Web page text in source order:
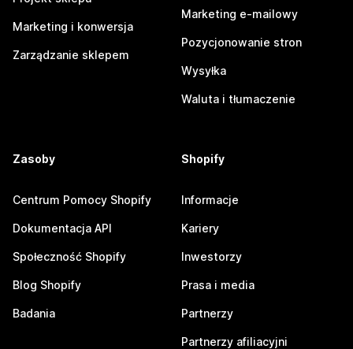
Marketing i konwersja
Zarządzanie sklepem
Marketing e-mailowy
Pozycjonowanie stron
Wysyłka
Waluta i tłumaczenie
Zasoby
Centrum Pomocy Shopify
Dokumentacja API
Społeczność Shopify
Blog Shopify
Badania
Shopify
Informacje
Kariery
Inwestorzy
Prasa i media
Partnerzy
Partnerzy afiliacyjni